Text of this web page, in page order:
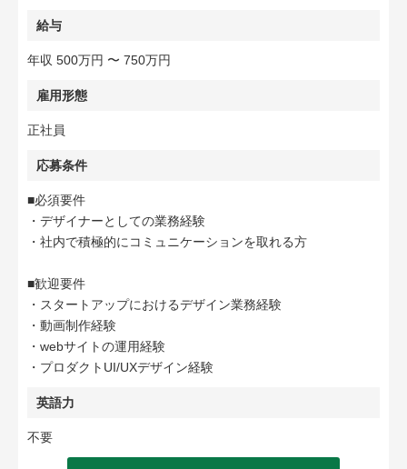
給与
年収 500万円 〜 750万円
雇用形態
正社員
応募条件
■必須要件
・デザイナーとしての業務経験
・社内で積極的にコミュニケーションを取れる方
■歓迎要件
・スタートアップにおけるデザイン業務経験
・動画制作経験
・webサイトの運用経験
・プロダクトUI/UXデザイン経験
英語力
不要